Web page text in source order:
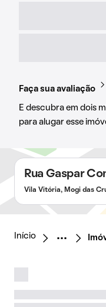
Faça sua avaliação
E descubra em dois
para alugar esse
Rua Gaspar
Vila Vitória, Mogi das
Início